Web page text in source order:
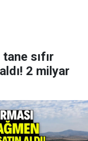
sıfır
2 milyar